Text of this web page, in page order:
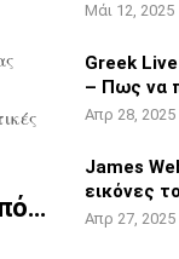
Μάι 12, 2025
Greek
– Πως να
Απρ 28, 2025
James
εικόνες
Απρ 27, 2025